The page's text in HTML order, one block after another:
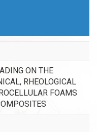
ON THE
RHEOLOGICAL
FOAMS